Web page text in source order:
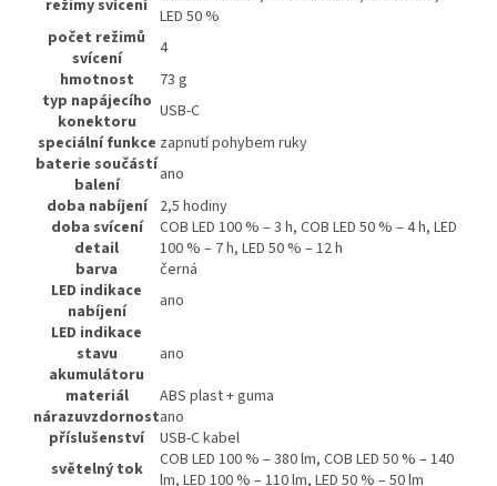
režimy svícení LED 50 %
počet režimů
svícení
4
hmotnost
73 g
typ napájecího
konektoru
USB-C
speciální funkce zapnutí pohybem ruky
baterie součástí
balení
ano
doba nabíjení
2,5 hodiny
doba svícení
detail
COB LED 100 % – 3 h, COB LED 50 % – 4 h, LED
100 % – 7 h, LED 50 % – 12 h
barva
černá
LED indikace
nabíjení
ano
LED indikace
stavu
akumulátoru
ano
materiál
ABS plast + guma
nárazuvzdornostano
příslušenství
USB-C kabel
světelný tok
COB LED 100 % – 380 lm, COB LED 50 % – 140
lm, LED 100 % – 110 lm, LED 50 % – 50 lm